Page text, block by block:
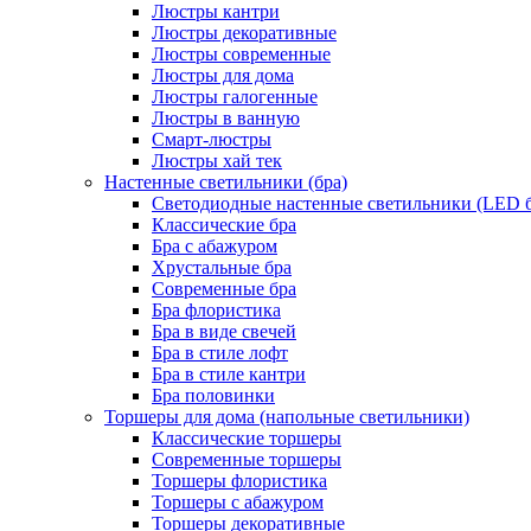
Люстры кантри
Люстры декоративные
Люстры современные
Люстры для дома
Люстры галогенные
Люстры в ванную
Смарт-люстры
Люстры хай тек
Настенные светильники (бра)
Светодиодные настенные светильники (LED
Классические бра
Бра с абажуром
Хрустальные бра
Современные бра
Бра флористика
Бра в виде свечей
Бра в стиле лофт
Бра в стиле кантри
Бра половинки
Торшеры для дома (напольные светильники)
Классические торшеры
Современные торшеры
Торшеры флористика
Торшеры с абажуром
Торшеры декоративные